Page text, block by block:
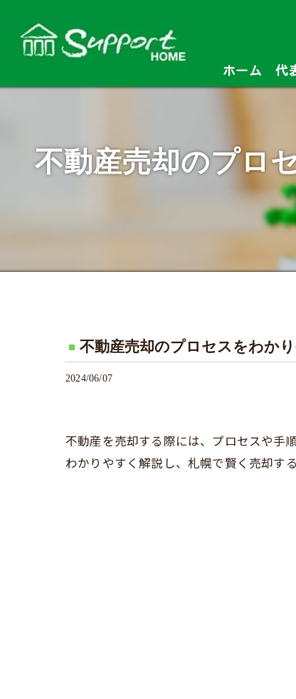
ホーム 代
不動産売却のプロ
不動産売却のプロセスをわか
2024/06/07
不動産を売却する際には、プロセスや手
わかりやすく解説し、札幌で賢く売却す